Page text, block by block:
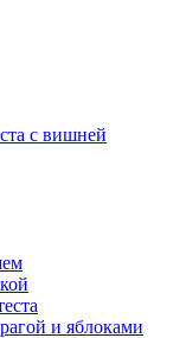
с вишней
и яблоками